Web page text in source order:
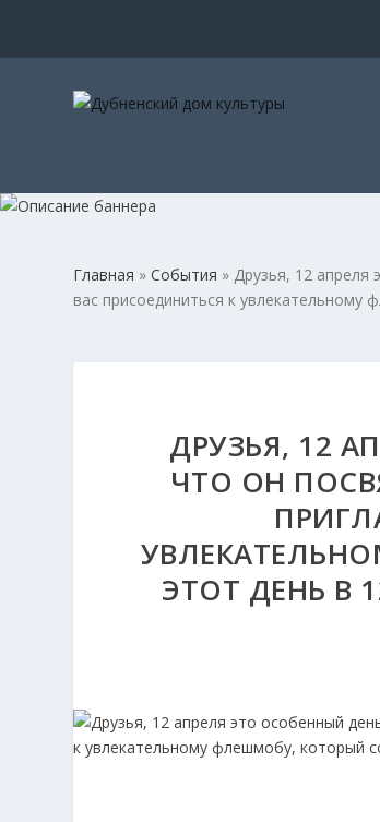
Главная »События » Друзья, 12
вас присоединиться к
ДРУЗЬЯ, 12
ЧТО ОН
ЭТОТ ДЕНЬ В